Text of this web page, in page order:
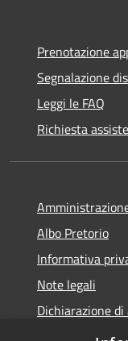
Prenotazione
Segnalazione
Leggi le FAQ
Richiesta
Albo Pretorio
Informativa
Note legali
Dichiarazione
Piano di